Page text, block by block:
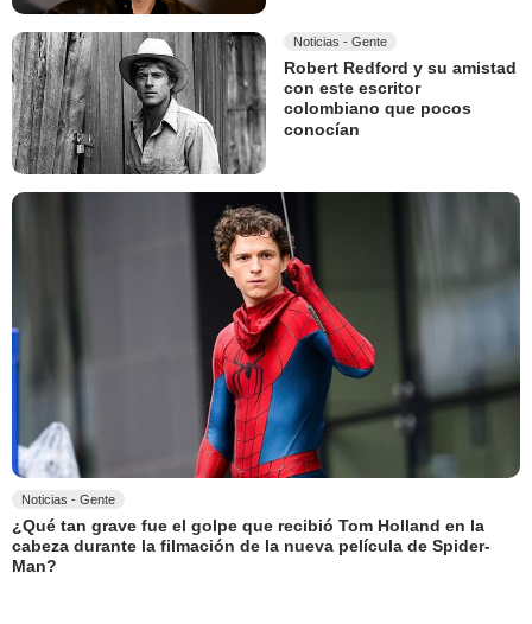
Noticias - Gente
Robert Redford y su amistad
con este escritor
colombiano que pocos
conocían
Noticias - Gente
¿Qué tan grave fue el golpe que recibió Tom Holland en la
cabeza durante la filmación de la nueva película de Spider-
Man?